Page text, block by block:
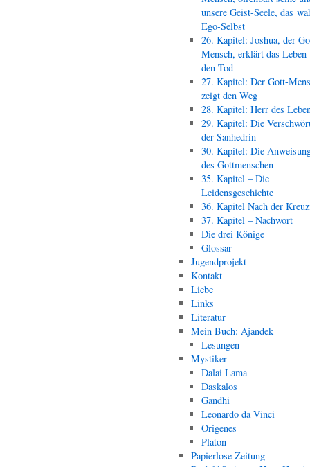
unsere Geist-Seele, das
Ego-Selbst
26. Kapitel: Joshua, der
Mensch, erklärt das Leben
den Tod
27. Kapitel: Der Gott-
zeigt den Weg
28. Kapitel: Herr des
29. Kapitel: Die
der Sanhedrin
30. Kapitel: Die
des Gottmenschen
35. Kapitel – Die
Leidensgeschichte
36. Kapitel Nach der
37. Kapitel – Nachwort
Die drei Könige
Glossar
Jugendprojekt
Kontakt
Liebe
Links
Literatur
Mein Buch: Ajandek
Lesungen
Mystiker
Dalai Lama
Daskalos
Gandhi
Leonardo da Vinci
Origenes
Platon
Papierlose Zeitung